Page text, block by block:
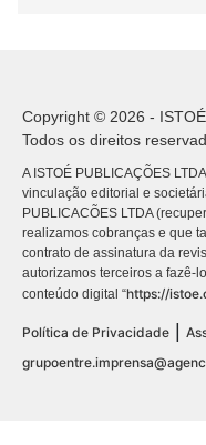
Copyright © 2026 -
Todos os direitos
A ISTOÉ PUBLICAÇÕES
vinculação editorial e
PUBLICACÕES LTDA
realizamos cobranças e que
contrato de assinatura da
autorizamos terceiros a fazê-
conteúdo digital “https://
Política de Privacidade